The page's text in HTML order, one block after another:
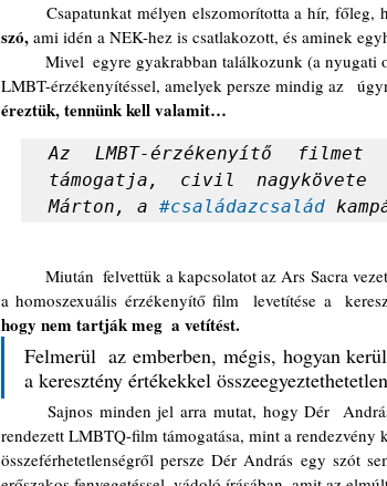
Csapatunkat mélyen elszomorította a hír, főleg,
szó, ami idén a NEK-hez is csatlakozott, és aminek
LMBT-érzékenyítéssel, amelyek persze mindig az
éreztük, tennünk kell valamit…
Az LMBT-érzékenyítő filmet
támogatja, civil
Márton, a #családazcsalád
	Miután  felvettük a kapcsolatot az Ars Sacra vezetőségével, megosztva velük,  hogy miért lenne botrányos
a homoszexuális érzékenyítő film  levetítése a
hogy nem tartják meg  a vetítést.
Felmerül  az emberben, mégis, hogyan
a keresztény értékekkel
rendezett LMBTQ-film támogatása, mint a rendezvény
összeférhetetlenségről persze Dér András egy szót